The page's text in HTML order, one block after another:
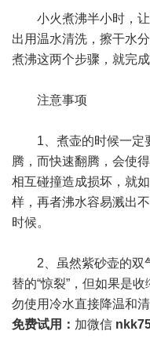
小火煮沸半小时，让
出用温水清洗，擦干水
煮沸这两个步骤，就完
注意事项
1、煮壶的时候一定
腾，而快速翻腾，会使
相互碰撞造成损坏，就
样，再者沸水容易溅出
时候。
2、虽然紫砂壶的双
替的“惊裂”，但如果是
勿使用冷水直接降温和
免费试用： 加微信